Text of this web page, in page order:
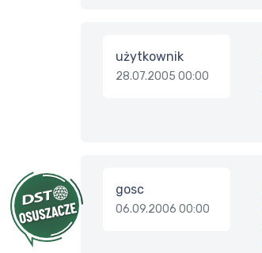
użytkownik
28.07.2005 00:00
gosc
06.09.2006 00:00